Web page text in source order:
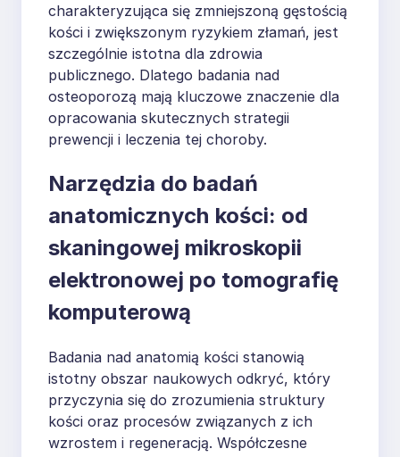
charakteryzująca się zmniejszoną gęstością
kości i zwiększonym ryzykiem złamań, jest
szczególnie istotna dla zdrowia
publicznego. Dlatego badania nad
osteoporozą mają kluczowe znaczenie dla
opracowania skutecznych strategii
prewencji i leczenia tej choroby.
Narzędzia do badań
anatomicznych kości: od
skaningowej mikroskopii
elektronowej po tomografię
komputerową
Badania nad anatomią kości stanowią
istotny obszar naukowych odkryć, który
przyczynia się do zrozumienia struktury
kości oraz procesów związanych z ich
wzrostem i regeneracją. Współczesne